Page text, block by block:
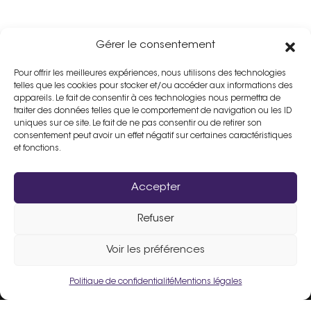
Gérer le consentement
Pour offrir les meilleures expériences, nous utilisons des technologies
telles que les cookies pour stocker et/ou accéder aux informations des
appareils. Le fait de consentir à ces technologies nous permettra de
traiter des données telles que le comportement de navigation ou les ID
uniques sur ce site. Le fait de ne pas consentir ou de retirer son
consentement peut avoir un effet négatif sur certaines caractéristiques
et fonctions.
Accepter
Refuser
Voir les préférences
Politique de confidentialitéMentions légales
Un site fièrement propulsé parFlers Agglo.